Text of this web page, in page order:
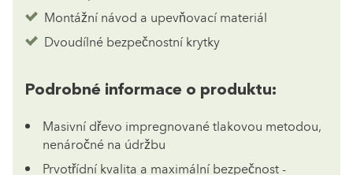
Montážní návod a upevňovací materiál
Dvoudílné bezpečnostní krytky
Podrobné informace o produktu:
Masivní dřevo impregnované tlakovou metodou,
nenáročné na údržbu
Prvotřídní kvalita a maximální bezpečnost -